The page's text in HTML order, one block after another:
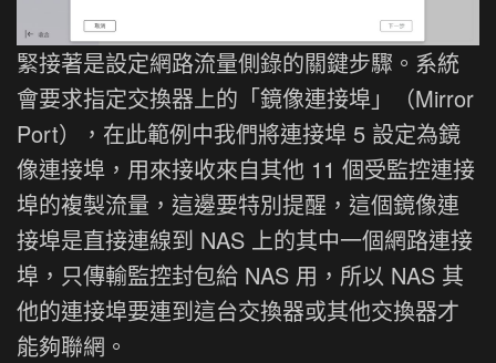
緊接著是設定網路流量側錄的關鍵步驟。系統
會要求指定交換器上的「鏡像連接埠」（Mirror
Port），在此範例中我們將連接埠 5 設定為鏡
像連接埠，用來接收來自其他 11 個受監控連接
埠的複製流量，這邊要特別提醒，這個鏡像連
接埠是直接連線到 NAS 上的其中一個網路連接
埠，只傳輸監控封包給 NAS 用，所以 NAS 其
他的連接埠要連到這台交換器或其他交換器才
能夠聯網。